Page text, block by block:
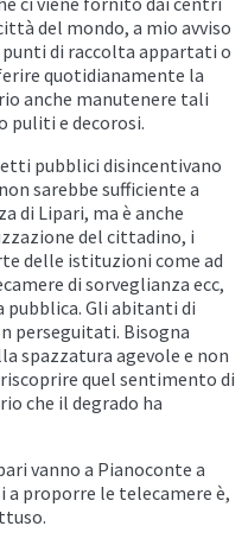
del mondo, a mio avviso
punti di raccolta appartati o
quotidianamente la
anche manutenere tali
puliti e decorosi.
pubblici disincentivano
sarebbe sufficiente a
di Lipari, ma è anche
del cittadino, i
delle istituzioni come ad
di sorveglianza ecc,
Gli abitanti di
perseguitati. Bisogna
spazzatura agevole e non
quel sentimento di
che il degrado ha
vanno a Pianoconte a
proporre le telecamere è,